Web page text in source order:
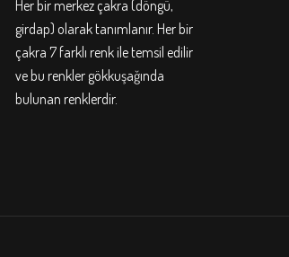
Her bir merkez çakra (döngü,
girdap) olarak tanımlanır. Her bir
çakra 7 farklı renk ile temsil edilir
ve bu renkler gökkuşağında
bulunan renklerdir.